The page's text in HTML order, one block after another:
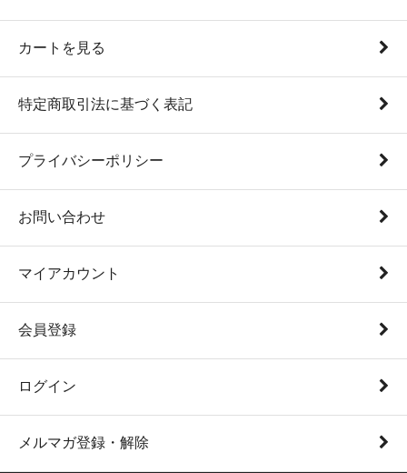
カートを見る
特定商取引法に基づく表記
プライバシーポリシー
お問い合わせ
マイアカウント
会員登録
ログイン
メルマガ登録・解除